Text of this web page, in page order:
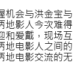
机会与洪金宝与
地影人今次难得
和爱戴，现场互
地电影人之间的
地电影交流的无